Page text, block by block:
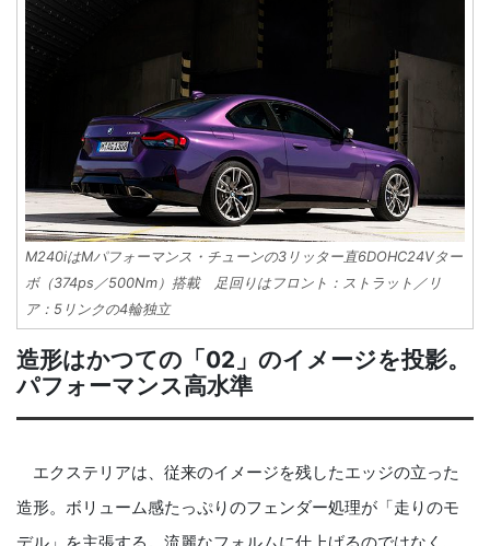
M240iはMパフォーマンス・チューンの3リッター直6DOHC24Vター
ボ（374ps／500Nm）搭載 足回りはフロント：ストラット／リ
ア：5リンクの4輪独立
造形はかつての「02」のイメージを投影。
パフォーマンス高水準
エクステリアは、従来のイメージを残したエッジの立った
造形。ボリューム感たっぷりのフェンダー処理が「走りのモ
デル」を主張する。流麗なフォルムに仕上げるのではなく、